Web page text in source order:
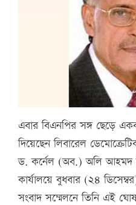
এবার বিএনপির সঙ্গ ছেড়ে
দিয়েছেন লিবারেল
ড. কর্নেল (অব.) অলি আহমদ
কার্যালয়ে বুধবার (২৪
সংবাদ সম্মেলনে তিনি এই